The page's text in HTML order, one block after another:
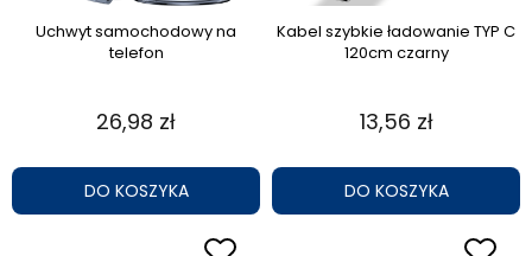
Uchwyt samochodowy na
telefon
26,98 zł
DO KOSZYKA
Kabel szybkie ładowanie TYP C
120cm czarny
13,56 zł
DO KOSZYKA